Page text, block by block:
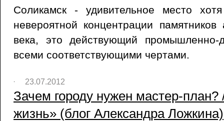
Соликамск - удивительное место
невероятной концентрации памятников
века, это действующий
всеми соответствующими чертами.
23.07.2012
Зачем городу нужен мастер-план?
жизнь» (блог Александра